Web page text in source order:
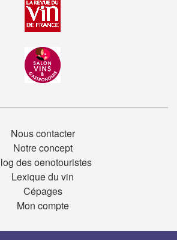
Nous contacter
Notre concept
des oenotouristes
Lexique du vin
Cépages
Mon compte